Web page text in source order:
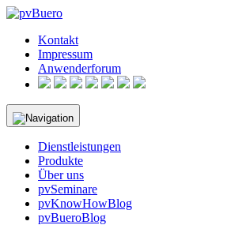
Skip
contentKontakt
Impressum
Anwenderforum
Dienstleistungen
Produkte
Über uns
pvSeminare
pvKnowHowBlog
pvBueroBlog